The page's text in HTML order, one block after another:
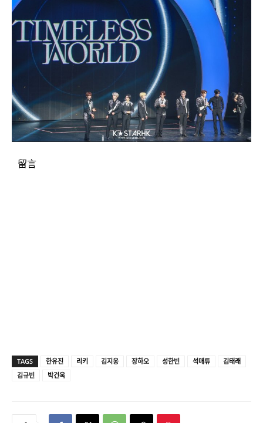
留言
TAGS 한유진 리키 김지웅 장하오 성한빈 석매튜
김태래
김규빈
박건욱